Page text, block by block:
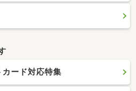
ード対応特集